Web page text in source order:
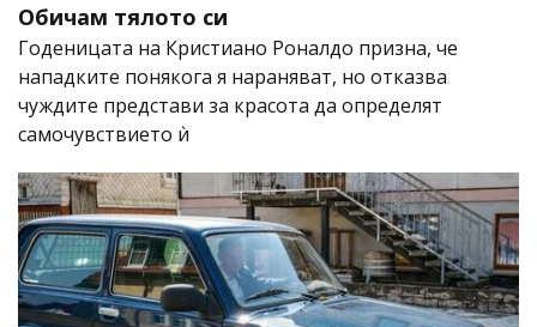
Обичам тялото си
Годеницата на Кристиано Роналдо призна, че
нападките понякога я нараняват, но отказва
чуждите представи за красота да определят
самочувствието ѝ